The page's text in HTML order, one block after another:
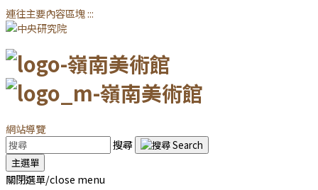
連往主要內容區塊:::
網站導覽
搜尋
主選單
關閉選單/close menu